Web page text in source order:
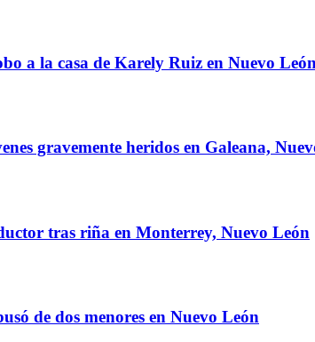
a la casa de Karely Ruiz en Nuevo León
gravemente heridos en Galeana,
tras riña en Monterrey, Nuevo León
de dos menores en Nuevo León